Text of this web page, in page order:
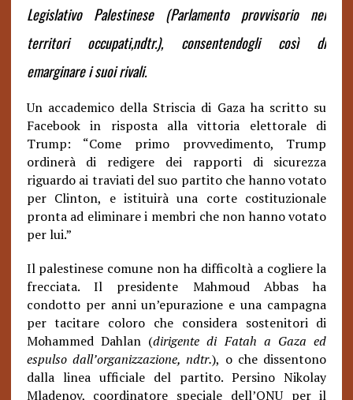
Legislativo Palestinese (Parlamento provvisorio nei
territori occupati,ndtr.),consentendogli così di
emarginare i suoi rivali.
Un accademico della Striscia di Gaza ha scritto su
Facebook in risposta alla vittoria elettorale di
Trump: “Come primo provvedimento, Trump
ordinerà di redigere dei rapporti di sicurezza
riguardo ai traviati del suo partito che hanno votato
per Clinton, e istituirà una corte costituzionale
pronta ad eliminare i membri che non hanno votato
per lui.”
Il palestinese comune non ha difficoltà a cogliere la
frecciata. Il presidente Mahmoud Abbas ha
condotto per anni un’epurazione e una campagna
per tacitare coloro che considera sostenitori di
Mohammed Dahlan (dirigente di Fatah a Gaza ed
espulso dall’organizzazione, ndtr.), o che dissentono
dalla linea ufficiale del partito. Persino Nikolay
Mladenov, coordinatore speciale dell’ONU per il